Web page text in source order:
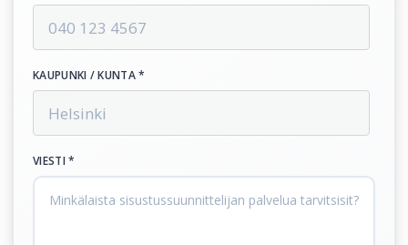
KAUPUNKI / KUNTA *
VIESTI *